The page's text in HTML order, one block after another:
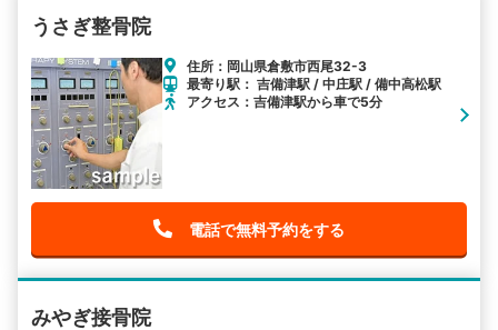
うさぎ整骨院
住所：岡山県倉敷市西尾32-3
最寄り駅： 吉備津駅 / 中庄駅 / 備中高松駅
アクセス：吉備津駅から車で5分
電話で無料予約をする
みやぎ接骨院